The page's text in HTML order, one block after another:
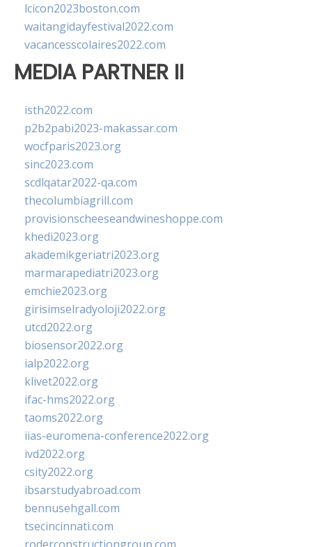
lcicon2023boston.com
waitangidayfestival2022.com
vacancesscolaires2022.com
MEDIA PARTNER II
isth2022.com
p2b2pabi2023-makassar.com
wocfparis2023.org
sinc2023.com
scdlqatar2022-qa.com
thecolumbiagrill.com
provisionscheeseandwineshoppe.com
khedi2023.org
akademikgeriatri2023.org
marmarapediatri2023.org
emchie2023.org
girisimselradyoloji2022.org
utcd2022.org
biosensor2022.org
ialp2022.org
klivet2022.org
ifac-hms2022.org
taoms2022.org
iias-euromena-conference2022.org
ivd2022.org
csity2022.org
ibsarstudyabroad.com
bennusehgall.com
tsecincinnati.com